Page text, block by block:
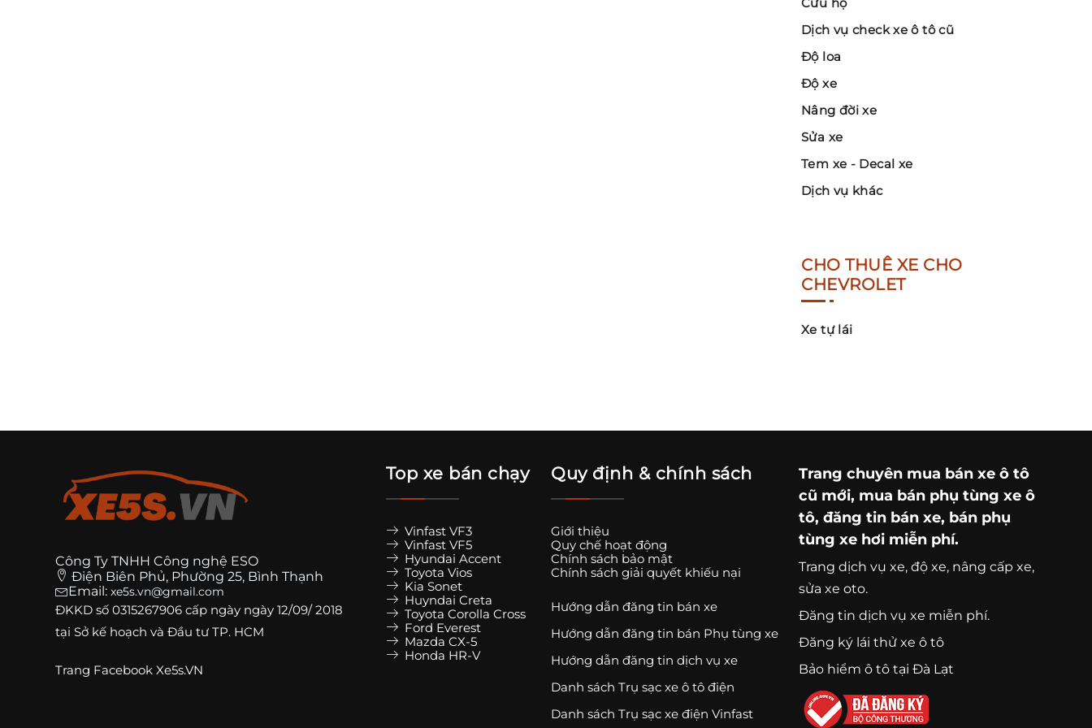
Cứu hộ
Dịch vụ check xe ô tô cũ
Độ loa
Độ xe
Nâng đời xe
Sửa xe
Tem xe - Decal xe
Dịch vụ khác
CHO THUÊ XE CHO
CHEVROLET
Xe tự lái
Công Ty TNHH Công nghệ ESO
Điện Biên Phủ, Phường 25, Bình Thạnh
Email: xe5s.vn@gmail.com
ĐKKD số 0315267906 cấp ngày ngày 12/09/ 2018
tại Sở kế hoạch và Đầu tư TP. HCM
Trang Facebook Xe5s.VN
Top xe bán chạy
Vinfast VF3
Vinfast VF5
Hyundai Accent
Toyota Vios
Kia Sonet
Huyndai Creta
Toyota Corolla Cross
Ford Everest
Mazda CX-5
Honda HR-V
Quy định & chính sách
Giới thiệu
Quy chế hoạt động
Chính sách bảo mật
Chính sách giải quyết khiếu nại
Hướng dẫn đăng tin bán xe
Hướng dẫn đăng tin bán Phụ tùng xe
Hướng dẫn đăng tin dịch vụ xe
Danh sách Trụ sạc xe ô tô điện
Danh sách Trụ sạc xe điện Vinfast
Trang chuyên mua bán xe ô tô
cũ mới, mua bán phụ tùng xe ô
tô, đăng tin bán xe, bán phụ
tùng xe hơi miễn phí.
Trang dịch vụ xe, độ xe, nâng cấp xe,
sửa xe oto.
Đăng tin dịch vụ xe miễn phí.
Đăng ký lái thử xe ô tô
Bảo hiểm ô tô tại Đà Lạt